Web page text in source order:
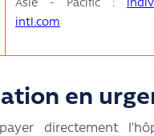
Asie - Pacific :
intl.com
en
payer directement